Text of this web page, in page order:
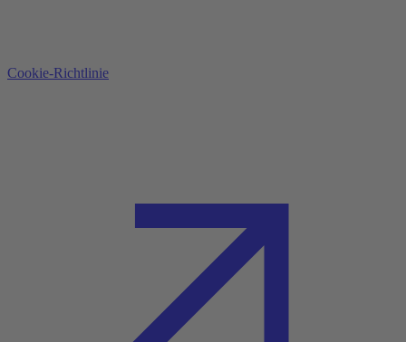
Cookie-Richtlinie